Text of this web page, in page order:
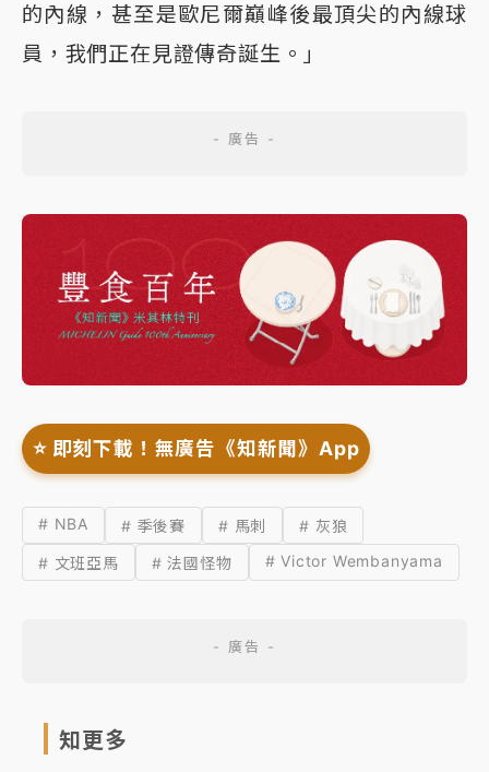
的內線，甚至是歐尼爾巔峰後最頂尖的內線球
員，我們正在見證傳奇誕生。」
⭐️ 即刻下載！無廣告《知新聞》App
# NBA # 季後賽 # 馬刺
# 灰狼
# 文班亞馬
# 法國怪物 # Victor Wembanyama
知更多